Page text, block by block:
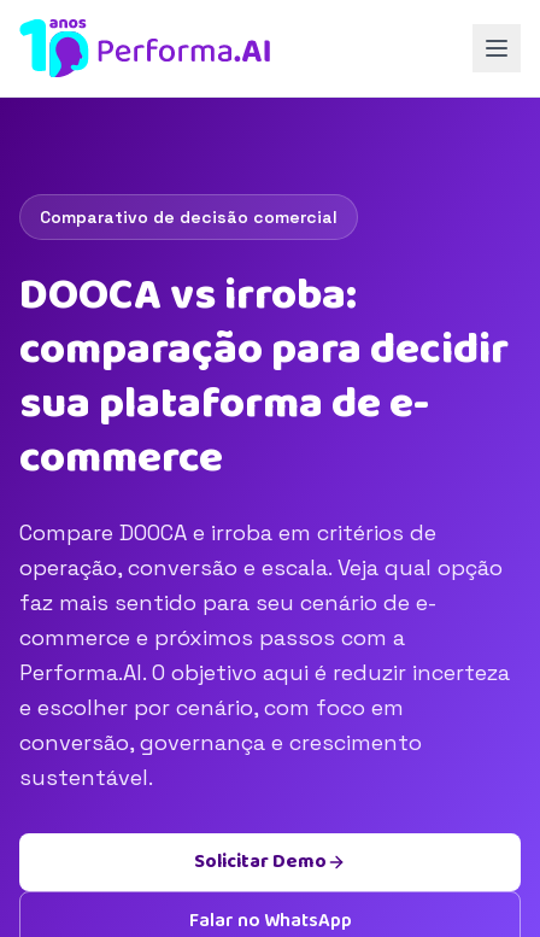
Comparativo de decisão comercial
DOOCA vs irroba:
comparação para decidir
sua plataforma de e-
commerce
Compare DOOCA e irroba em critérios de
operação, conversão e escala. Veja qual opção
faz mais sentido para seu cenário de e-
commerce e próximos passos com a
Performa.AI. O objetivo aqui é reduzir incerteza
e escolher por cenário, com foco em
conversão, governança e crescimento
sustentável.
Solicitar Demo
Falar no WhatsApp